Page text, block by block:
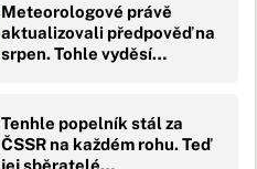
Meteorologové právě
aktualizovali předpověď na
srpen. Tohle vyděsí…
Tenhle popelník stál za
ČSSR na každém rohu. Teď
jej sběratelé…